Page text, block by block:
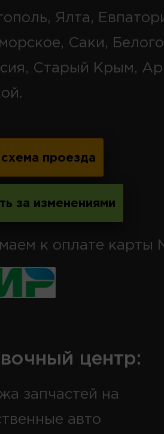
Ялта,
Саки,
Старый Крым,
схема проезда
за изменениями
к оплате карты
центр:
запчастей на
авто